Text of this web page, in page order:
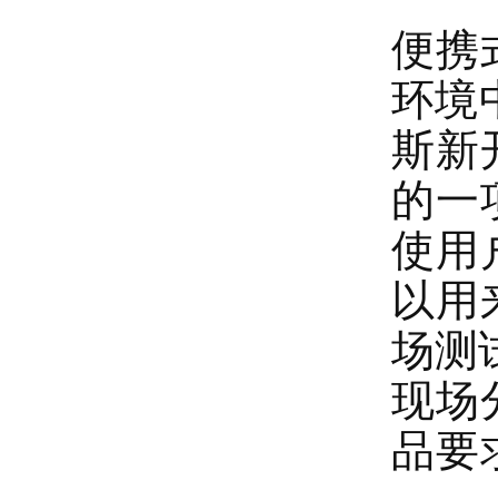
便携
环境
斯新
的一
使用
以用
场测
现场
品要